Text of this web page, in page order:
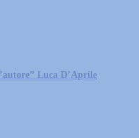
Luca D’Aprile